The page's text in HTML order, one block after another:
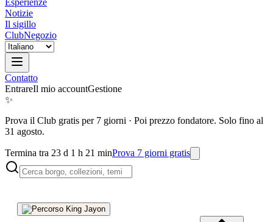
Esperienze
Notizie
Il sigillo
ClubNegozio
Contatto
EntrareIl mio accountGestione
✨
Prova il Club gratis per 7 giorni · Poi prezzo fondatore. Solo fino al
31 agosto.
Termina tra 23 d 1 h 21 minProva 7 giorni gratis